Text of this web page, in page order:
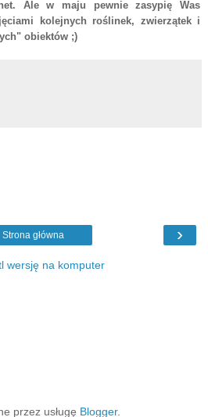
Ale w maju pewnie zasypię Was
kolejnych roślinek, zwierzątek i
obiektów ;)
›
Strona główna
wersję na komputer
przez usługę Blogger.